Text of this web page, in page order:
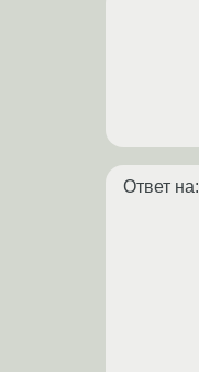
Ответ на: